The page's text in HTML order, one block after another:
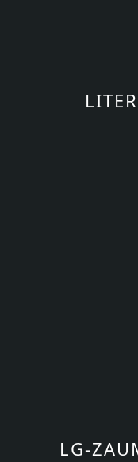
LG-